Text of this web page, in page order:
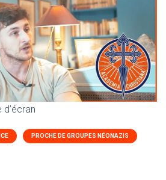
PROCHE DE GROUPES NÉONAZIS